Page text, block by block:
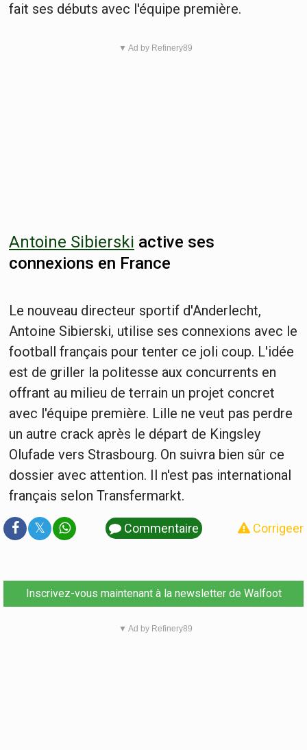
fait ses débuts avec l'équipe première.
▼ Ad by Refinery89
Antoine Sibierski active ses
connexions en France
Le nouveau directeur sportif d'Anderlecht,
Antoine Sibierski, utilise ses connexions avec le
football français pour tenter ce joli coup. L'idée
est de griller la politesse aux concurrents en
offrant au milieu de terrain un projet concret
avec l'équipe première. Lille ne veut pas perdre
un autre crack après le départ de Kingsley
Olufade vers Strasbourg. On suivra bien sûr ce
dossier avec attention. Il n'est pas international
français selon Transfermarkt.
𝕏 Commentaire Corrigeer
Inscrivez-vous maintenant à la newsletter de Walfoot
▼ Ad by Refinery89